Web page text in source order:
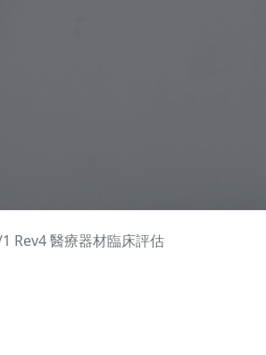
Rev4 醫療器材臨床評估